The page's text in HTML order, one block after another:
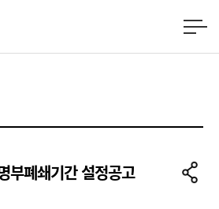
부폐쇄기간 설정공고